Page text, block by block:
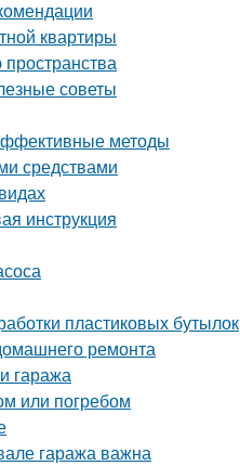
квартиры
советы
методы
средствами
инструкция
пластиковых бутылок
ремонта
гаража
или погребом
гаража важна